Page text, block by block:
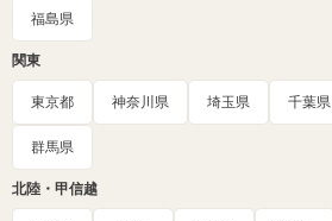
福島県
関東
東京都 神奈川県 埼玉県 千葉県
群馬県
北陸・甲信越